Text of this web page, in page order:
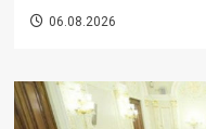
06.08.2026